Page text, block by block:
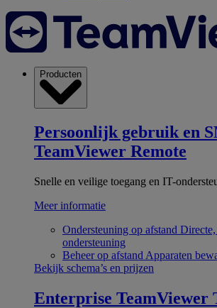
Producten
Persoonlijk gebruik en
TeamViewer Remote
Snelle en veilige toegang en IT-
Meer informatie
Ondersteuning op afstand
ondersteuning
Beheer op afstand Apparaten
Bekijk schema’s en prijzen
Enterprise TeamViewer